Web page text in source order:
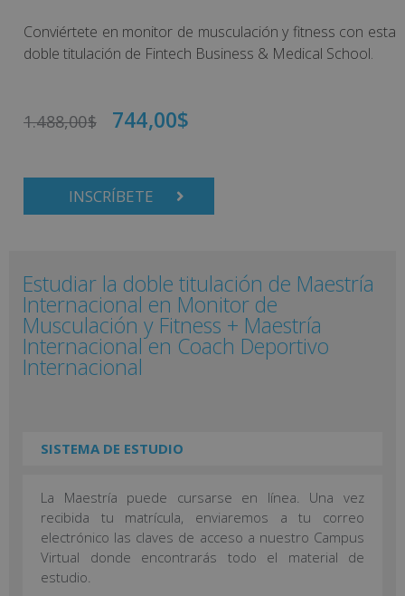
Conviértete en monitor de musculación y fitness con esta
doble titulación de Fintech Business & Medical School.
1.488,00$ 744,00$
INSCRÍBETE
Estudiar la doble titulación de Maestría
Internacional en Monitor de
Musculación y Fitness + Maestría
Internacional en Coach Deportivo
Internacional
SISTEMA DE ESTUDIO
La Maestría puede cursarse en línea. Una vez
recibida tu matrícula, enviaremos a tu correo
electrónico las claves de acceso a nuestro Campus
Virtual donde encontrarás todo el material de
estudio.